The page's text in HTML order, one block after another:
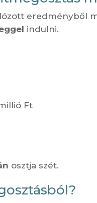
eredményből
indulni.
Ft
osztja szét.